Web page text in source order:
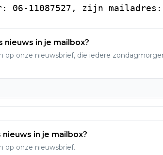
06-11087527, zijn mailadres:
nieuws in je mailbox?
op onze nieuwsbrief, die iedere
nieuws in je mailbox?
op onze nieuwsbrief.